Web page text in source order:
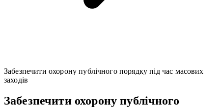
Забезпечити охорону публічного порядку під час масових
заходів
Забезпечити охорону публічного